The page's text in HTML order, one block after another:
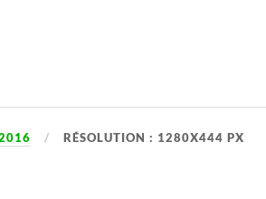
RÉSOLUTION : 1280X444 PX